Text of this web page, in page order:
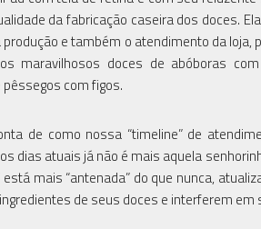
da fabricação caseira dos doces.
e também o atendimento da
maravilhosos doces de abóboras
com figos.
de como nossa “timeline” de
dias atuais já não é mais aquela
está mais “antenada” do que nunca,
de seus doces e interferem